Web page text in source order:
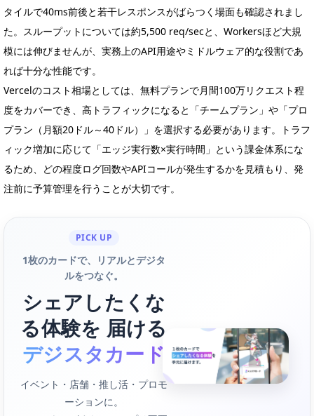
タイルで40ms前後と若干レスポンスがばらつく場面も確認されまし
た。スループットについては約5,500 req/secと、Workersほど大規
模には伸びませんが、実務上のAPI用途やミドルウェア的な役割であ
れば十分な性能です。
Vercelのコスト相場としては、無料プランで月間100万リクエスト程
度をカバーでき、高トラフィックになると「チームプラン」や「プロ
プラン（月額20ドル～40ドル）」を選択する必要があります。トラフ
ィック増加に応じて「エッジ実行数×実行時間」という課金体系にな
るため、どの程度ログ回数やAPIコールが発生するかを見積もり、発
注前に予算管理を行うことが大切です。
PICK UP
1枚のカードで、リアルとデジタ
ルをつなぐ。
シェアしたくな
る体験を 届ける
デジスタカード
イベント・店舗・推し活・プロモ
ーションに。